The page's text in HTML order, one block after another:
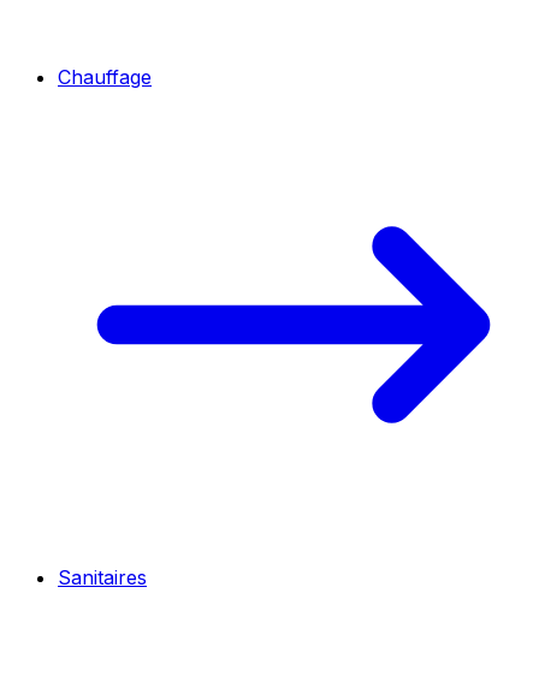
Chauffage
Sanitaires